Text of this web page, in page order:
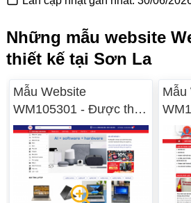
Những mẫu website
thiết kế tại Sơn La
Mẫu Website
WM105301 - Được thiết
kế tại Sơn La
Mẫu
kế